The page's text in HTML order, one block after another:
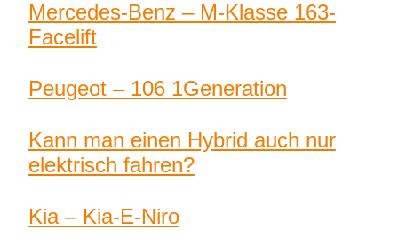
Mercedes-Benz – M-Klasse 163-
Facelift
Peugeot – 106 1Generation
Kann man einen Hybrid auch nur
elektrisch fahren?
Kia – Kia-E-Niro